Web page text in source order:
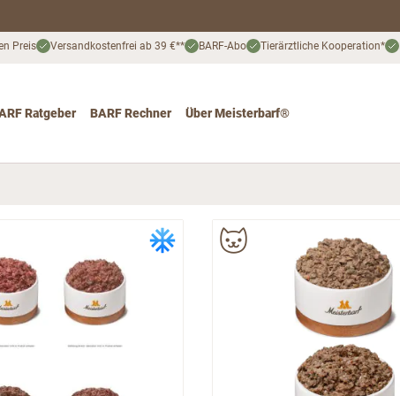
Preis Versandkostenfrei ab 39 €** BARF-Abo Tierärztliche Kooperation*
Ratgeber BARF Rechner Über Meisterbarf®